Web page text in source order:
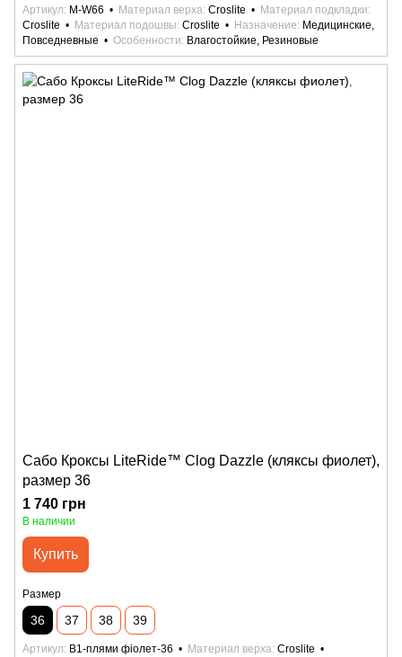
Артикул M-W66 Материал верха Croslite
Материал подкладки
Croslite
Материал подошвы Croslite Назначение
Медицинские,
Повседневные
Особенности Влагостойкие, Резиновые
Сабо Кроксы LiteRide™ Clog Dazzle (кляксы фиолет),
размер 36
1 740 грн
В наличии
Купить
Размер
36 37 38 39
Артикул B1-плями фіолет-36 Материал верха Croslite